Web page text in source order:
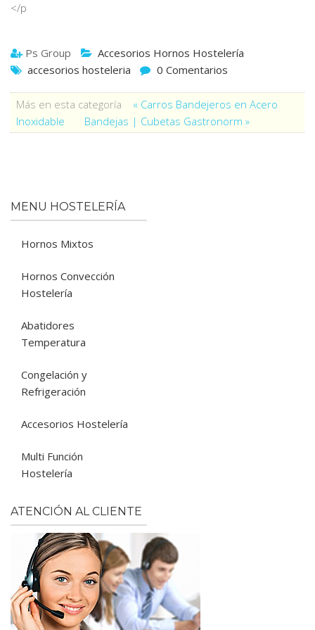
</p
Ps Group
Accesorios Hornos Hostelería
accesorios hosteleria
0 Comentarios
Más en esta categoría
« Carros Bandejeros en Acero
Inoxidable
Bandejas | Cubetas Gastronorm »
MENU HOSTELERÍA
Hornos Mixtos
Hornos Convección
Hostelería
Abatidores
Temperatura
Congelación y
Refrigeración
Accesorios Hostelería
Multi Función
Hostelería
ATENCIÓN AL CLIENTE